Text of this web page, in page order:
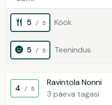
5 / 5 Köök
5 / 5 Teenindus
4 / 5
Ravintola Nonni
3 päeva tagasi